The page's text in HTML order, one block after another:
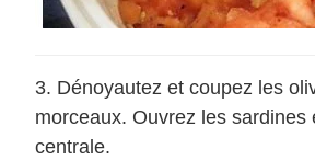
Dénoyautez et coupez les
morceaux. Ouvrez les sardines
centrale.